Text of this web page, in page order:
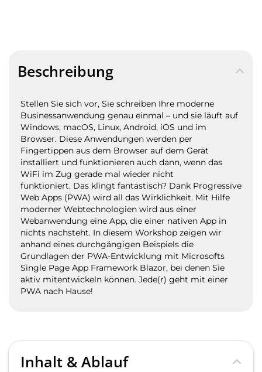
Beschreibung
Stellen Sie sich vor, Sie schreiben Ihre moderne
Businessanwendung genau einmal – und sie läuft auf
Windows, macOS, Linux, Android, iOS und im
Browser. Diese Anwendungen werden per
Fingertippen aus dem Browser auf dem Gerät
installiert und funktionieren auch dann, wenn das
WiFi im Zug gerade mal wieder nicht
funktioniert. Das klingt fantastisch? Dank Progressive
Web Apps (PWA) wird all das Wirklichkeit. Mit Hilfe
moderner Webtechnologien wird aus einer
Webanwendung eine App, die einer nativen App in
nichts nachsteht. In diesem Workshop zeigen wir
anhand eines durchgängigen Beispiels die
Grundlagen der PWA-Entwicklung mit Microsofts
Single Page App Framework Blazor, bei denen Sie
aktiv mitentwickeln können. Jede(r) geht mit einer
PWA nach Hause!
Inhalt & Ablauf